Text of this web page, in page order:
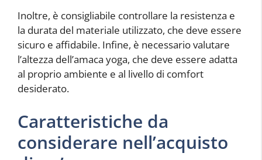
Inoltre, è consigliabile controllare la resistenza e
la durata del materiale utilizzato, che deve essere
sicuro e affidabile. Infine, è necessario valutare
l’altezza dell’amaca yoga, che deve essere adatta
al proprio ambiente e al livello di comfort
desiderato.
Caratteristiche da
considerare nell’acquisto